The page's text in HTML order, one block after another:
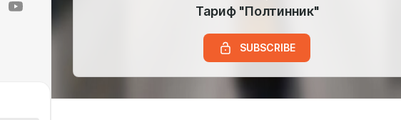
Тариф "Полтинник"
SUBSCRIBE